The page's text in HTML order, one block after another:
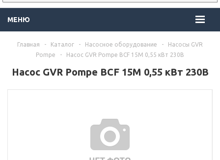
МЕНЮ
Главная - Каталог - Насосное оборудование -
Насосы GVR
Pompe
- Насос GVR Pompe BCF 15M 0,55 кВт 230В
Насос GVR Pompe BCF 15M 0,55 кВт 230В